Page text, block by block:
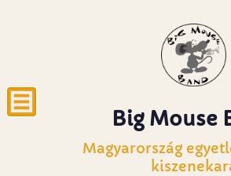
Big Mouse
Magyarország